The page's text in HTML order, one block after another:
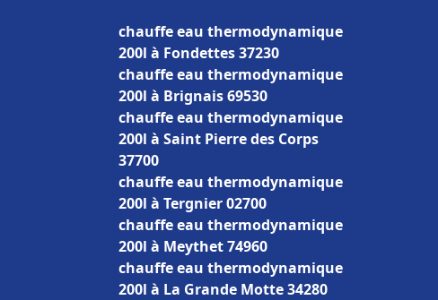
chauffe eau thermodynamique
200l à Fondettes 37230
chauffe eau thermodynamique
200l à Brignais 69530
chauffe eau thermodynamique
200l à Saint Pierre des Corps
37700
chauffe eau thermodynamique
200l à Tergnier 02700
chauffe eau thermodynamique
200l à Meythet 74960
chauffe eau thermodynamique
200l à La Grande Motte 34280